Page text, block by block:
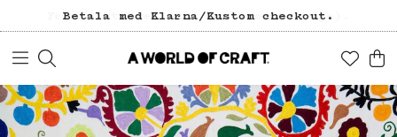
Fri frakt över 1200 kr (inom Sverige).
Betala med Klarna/Kustom checkout.